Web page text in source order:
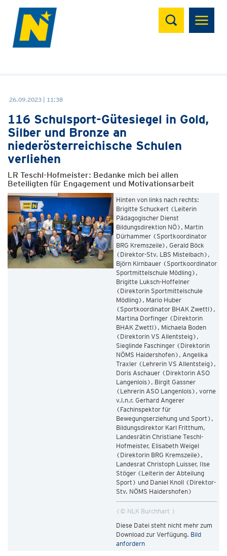
Suchen
26.09.2023 | 11:38
116 Schulsport-Gütesiegel in Gold,
Silber und Bronze an
niederösterreichische Schulen
verliehen
LR Teschl-Hofmeister: Bedanke mich bei allen
Beteiligten für Engagement und Motivationsarbeit
Hinten von links nach rechts:
Brigitte Schuckert (Leiterin
Pädagogischer Dienst
Bildungsdirektion NÖ), Martin
Dürhammer (Sportkoordinator
BRG Kremszeile), Gerald Böck
(Direktor-Stv. LBS Mistelbach),
Björn Kirnbauer (Sportkoordinator
Sportmittelschule Mödling),
Brigitte Luksch-Hoffelner
(Direktorin Sportmittelschule
Mödling), Mario Huber
(Sportkoordinator BHAK Zwettl),
Martina Dorfinger (Direktorin
BHAK Zwettl), Michaela Boden
(Direktorin VS Allentsteig),
Sieglinde Faschinger (Direktorin
NÖMS Haidershofen), Angelika
Traxler (Lehrerin VS Allentsteig),
Doris Aschauer (Direktorin ASO
Langenlois), Birgit Gassner
(Lehrerin ASO Langenlois), vorne
v.l.n.r. Gerhard Angerer
(Fachinspektor für
Bewegungserziehung und Sport),
Bildungsdirektor Karl Fritthum,
Landesrätin Christiane Teschl-
Hofmeister, Elisabeth Weigel
(Direktorin BRG Kremszeile),
Landesrat Christoph Luisser, Ilse
Stöger (Leiterin der Abteilung
Sport) und Daniel Knoll (Direktor-
Stv. NÖMS Haidershofen)
© NLK Burchhart
Diese Datei steht nicht mehr zum
Download zur Verfügung. Bild
anfordern